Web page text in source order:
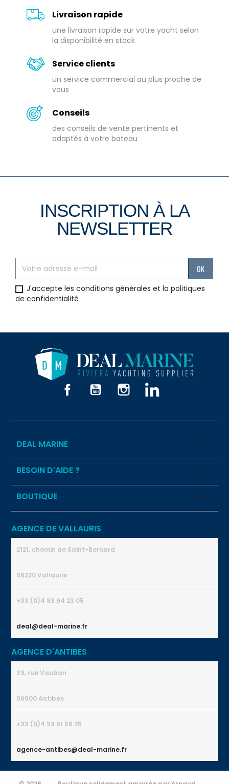
Livraison rapide
une livraison rapide sur votre yacht selon
la disponibilité en stock
Service clients
un service commercial au plus proche de
vous
Conseils
des conseils de vente pertinents et
adaptés à votre bateau
INSCRIPTION À LA
NEWSLETTER
J'accepte les conditions générales et la politiques
de confidentialité
FacebookYouTube Instagram
DEAL MARINE 
BESOIN D'AIDE ? 
BOUTIQUE 
AGENCE DE VALLAURIS
2121, chemin de Saint-Bernard
06220 Vallauris
+33 (0)4 93 94 23 05
deal@deal-marine.fr
AGENCE D'ANTIBES
39, rue Vauban
06600 Antibes
+33 (0)4 93 61 56 25
agence-antibes@deal-marine.fr